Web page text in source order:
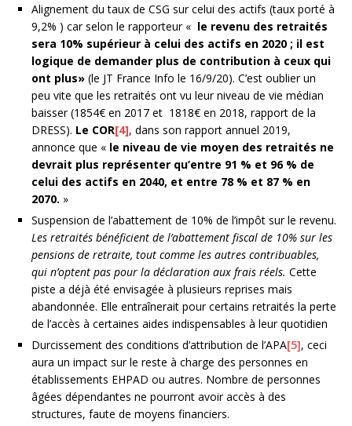
Alignement du taux de CSG sur celui des actifs (taux porté à
9,2% ) car selon le rapporteur « le revenu des retraités
sera 10% supérieur à celui des actifs en 2020 ; il est
logique de demander plus de contribution à ceux qui
ont plus» (le JT France Info le 16/9/20). C’est oublier un
peu vite que les retraités ont vu leur niveau de vie médian
baisser (1854€ en 2017 et 1818€ en 2018, rapport de la
DRESS). Le COR[4], dans son rapport annuel 2019,
annonce que « le niveau de vie moyen des retraités ne
devrait plus représenter qu’entre 91 % et 96 % de
celui des actifs en 2040, et entre 78 % et 87 % en
2070. »
Suspension de l’abattement de 10% de l’impôt sur le revenu.
Les retraités bénéficient de l’abattement fiscal de 10% sur les
pensions de retraite, tout comme les autres contribuables,
qui n’optent pas pour la déclaration aux frais réels. Cette
piste a déjà été envisagée à plusieurs reprises mais
abandonnée. Elle entraînerait pour certains retraités la perte
de l’accès à certaines aides indispensables à leur quotidien
Durcissement des conditions d’attribution de l’APA[5], ceci
aura un impact sur le reste à charge des personnes en
établissements EHPAD ou autres. Nombre de personnes
âgées dépendantes ne pourront avoir accès à des
structures, faute de moyens financiers.